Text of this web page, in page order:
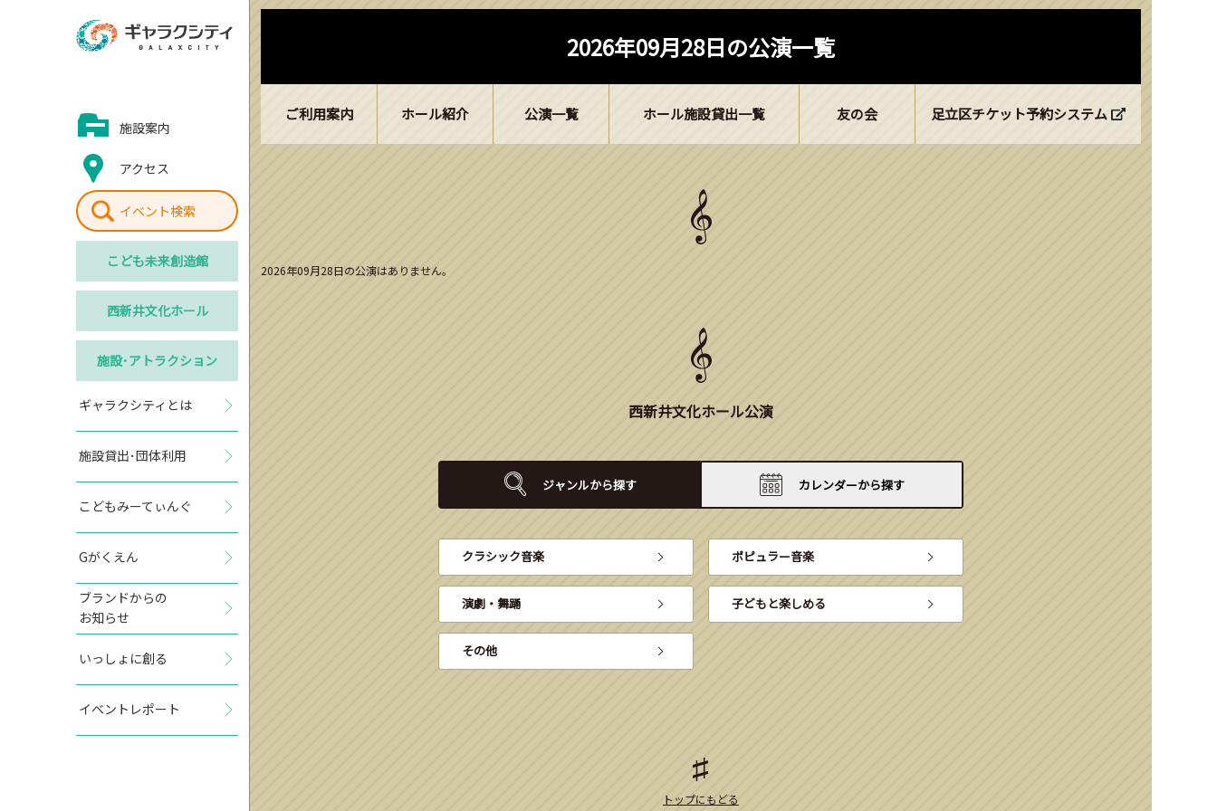
施設案内
アクセス
イベント検索
こども未来創造館
西新井文化ホール
施設･アトラクション
ギャラクシティとは
施設貸出･団体利用
こどもみーてぃんぐ
Gがくえん
ブランドからの
お知らせ
いっしょに創る
イベントレポート
2026年09月28日の公演一覧
ご利用案内 ホール紹介 公演一覧 ホール施設貸出一覧 友の会 足立区チケット予約システム
2026年09月28日の公演はありません。
西新井文化ホール公演
ジャンルから探す カレンダーから探す
クラシック音楽 ポピュラー音楽
演劇・舞踊 子どもと楽しめる
その他
トップにもどる